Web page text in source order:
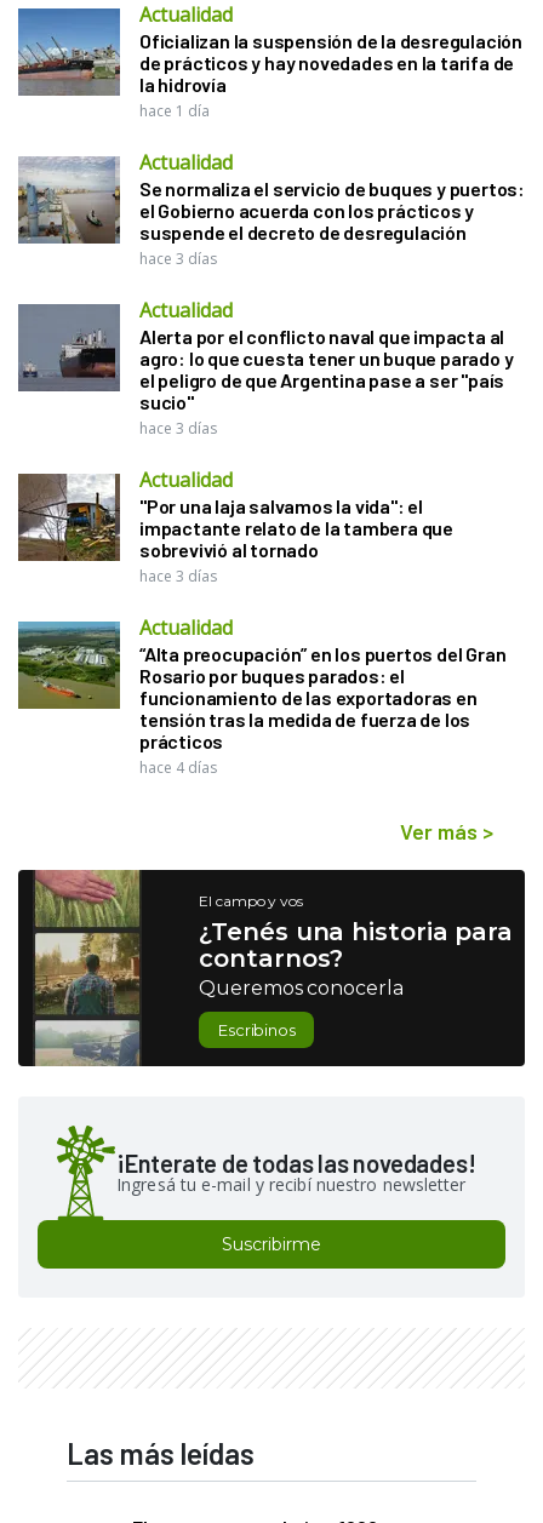
Actualidad
Oficializan la suspensión de la desregulación
de prácticos y hay novedades en la tarifa de
la hidrovía
hace 1 día
Actualidad
Se normaliza el servicio de buques y puertos:
el Gobierno acuerda con los prácticos y
suspende el decreto de desregulación
hace 3 días
Actualidad
Alerta por el conflicto naval que impacta al
agro: lo que cuesta tener un buque parado y
el peligro de que Argentina pase a ser "país
sucio"
hace 3 días
Actualidad
"Por una laja salvamos la vida": el
impactante relato de la tambera que
sobrevivió al tornado
hace 3 días
Actualidad
“Alta preocupación” en los puertos del Gran
Rosario por buques parados: el
funcionamiento de las exportadoras en
tensión tras la medida de fuerza de los
prácticos
hace 4 días
Ver más >
El campo y vos
¿Tenés una historia para
contarnos?
Queremos conocerla
Escribinos
¡Enterate de todas las novedades!
Ingresá tu e-mail y recibí nuestro newsletter
Suscribirme
Las más leídas